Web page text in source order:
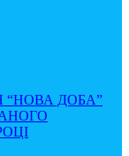
“НОВА ДОБА”